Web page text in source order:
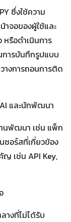
ซึ่งใช้ความ
าจอของผู้ใช้และ
รือดำเนินการ
การบันทึกรูปแบบ
างการถอนการติด
และนักพัฒนา
านพัฒนา เช่น แพ็ก
ซอร์สที่เกี่ยวข้อง
เช่น API Key,
างที่ไม่ได้รับ